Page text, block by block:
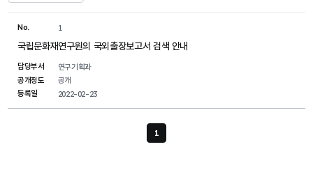
No. 1
국립문화재연구원의 국외출장보고서 검색 안내
담당부서
연구기획과
공개정도
공개
등록일
2022-02-23
1현재 페이지